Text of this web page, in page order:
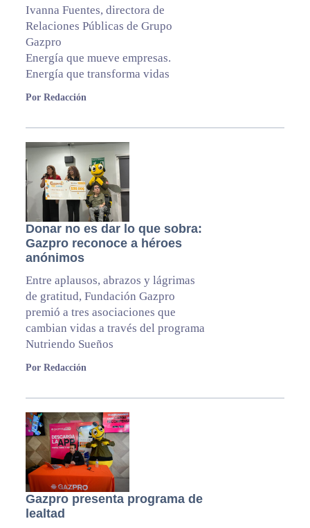
Ivanna Fuentes, directora de
Relaciones Públicas de Grupo
Gazpro
Energía que mueve empresas.
Energía que transforma vidas
Por Redacción
Donar no es dar lo que sobra:
Gazpro reconoce a héroes
anónimos
Entre aplausos, abrazos y lágrimas
de gratitud, Fundación Gazpro
premió a tres asociaciones que
cambian vidas a través del programa
Nutriendo Sueños
Por Redacción
Gazpro presenta programa de
lealtad